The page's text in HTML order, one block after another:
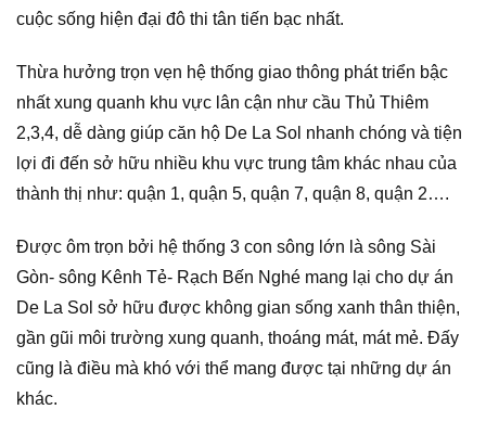
cuộc sống hiện đại đô thi tân tiến bạc nhất.
Thừa hưởng trọn vẹn hệ thống giao thông phát triển bậc
nhất xung quanh khu vực lân cận như cầu Thủ Thiêm
2,3,4, dễ dàng giúp căn hộ De La Sol nhanh chóng và tiện
lợi đi đến sở hữu nhiều khu vực trung tâm khác nhau của
thành thị như: quận 1, quận 5, quận 7, quận 8, quận 2….
Được ôm trọn bởi hệ thống 3 con sông lớn là sông Sài
Gòn- sông Kênh Tẻ- Rạch Bến Nghé mang lại cho dự án
De La Sol sở hữu được không gian sống xanh thân thiện,
gần gũi môi trường xung quanh, thoáng mát, mát mẻ. Đấy
cũng là điều mà khó với thể mang được tại những dự án
khác.